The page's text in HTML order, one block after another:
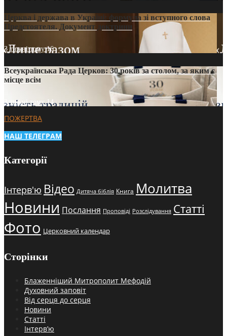
Церква і держава в Україні: формула зі вступного слова
Предстоятеля. Документ доктрини
3 тижні тому16
Всеукраїнська Рада Церков: 30 років за столом, за яким є
місце всім
3 тижні тому14
ПОЖЕРТВА
НАШ ТЕЛЕГРАМ
Категорії
Інтерв'ю Відео Дитяча біблія Книга Молитва
Новини Послання Проповіді Розслідування Статті
Фото Церковний календар
Сторінки
Блаженніший Митрополит Мефодій
Духовний заповіт
Від серця до серця
Новини
Статті
Інтерв’ю